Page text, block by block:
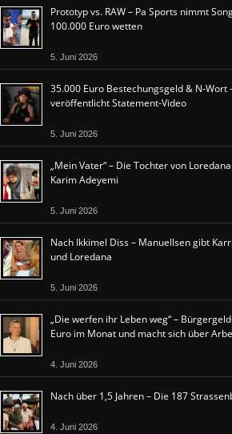
Prototyp vs. RAW – Pa Sports nimmt
100.000 Euro wetten
5. Juni 2026
35.000 Euro Bestechungsgeld & N-Wort
veröffentlicht Statement-Video
5. Juni 2026
„Mein Vater“ – Die Tochter von
Karim Adeyemi
5. Juni 2026
Nach Ikkimel Diss – Manuellsen gibt
und Loredana
5. Juni 2026
„Die werfen ihr Leben weg“ –
Euro im Monat und macht sich über
4. Juni 2026
Nach über 1,5 Jahren – Die 187
4. Juni 2026